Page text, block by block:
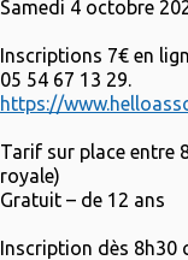
Samedi 4 octobre
Inscriptions 7€ en
05 54 67 13 29.
https://
Tarif sur place entre
royale)
Gratuit – de 12 ans
Inscription dès 8h30